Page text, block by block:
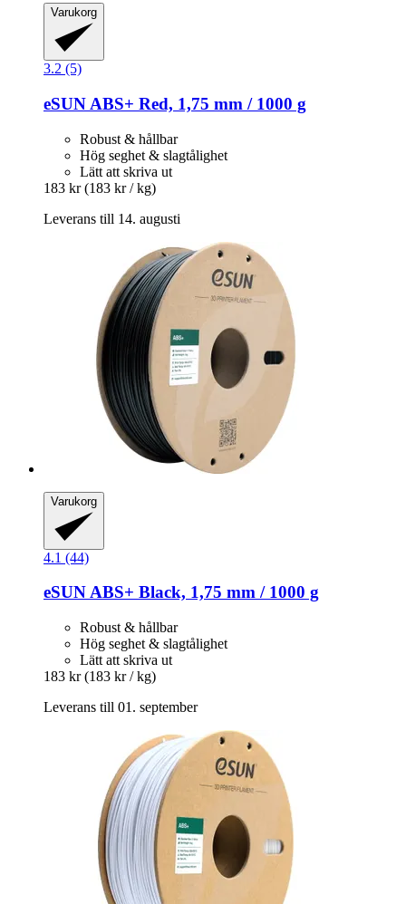
Varukorg
3.2 (5)
eSUN ABS+ Red, 1,75 mm / 1000 g
Robust & hållbar
Hög seghet & slagtålighet
Lätt att skriva ut
183 kr (183 kr / kg)
Leverans till 14. augusti
Varukorg
4.1 (44)
eSUNABS+ Black, 1,75 mm / 1000 g
Robust & hållbar
Hög seghet & slagtålighet
Lätt att skriva ut
183 kr (183 kr / kg)
Leverans till 01. september